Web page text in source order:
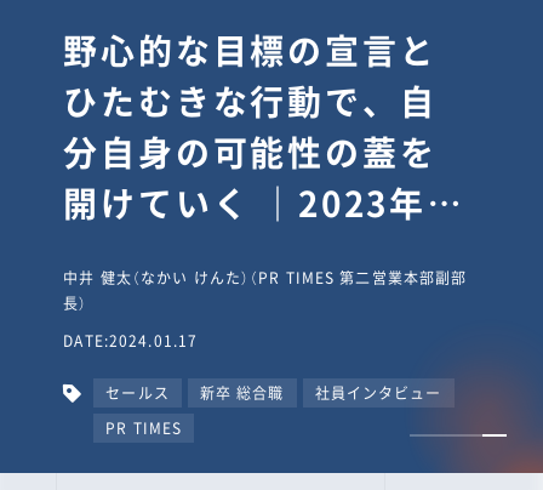
逆境では自分のスタン
スを変え“予想を裏切
り、期待を超える”【真
輔塾・前編】
山田真輔（やまだ しんすけ）（執行役員 兼 Jooto事業部
長）
DATE:2023.09.08
カルチャー CxO キャリア入社 Jooto